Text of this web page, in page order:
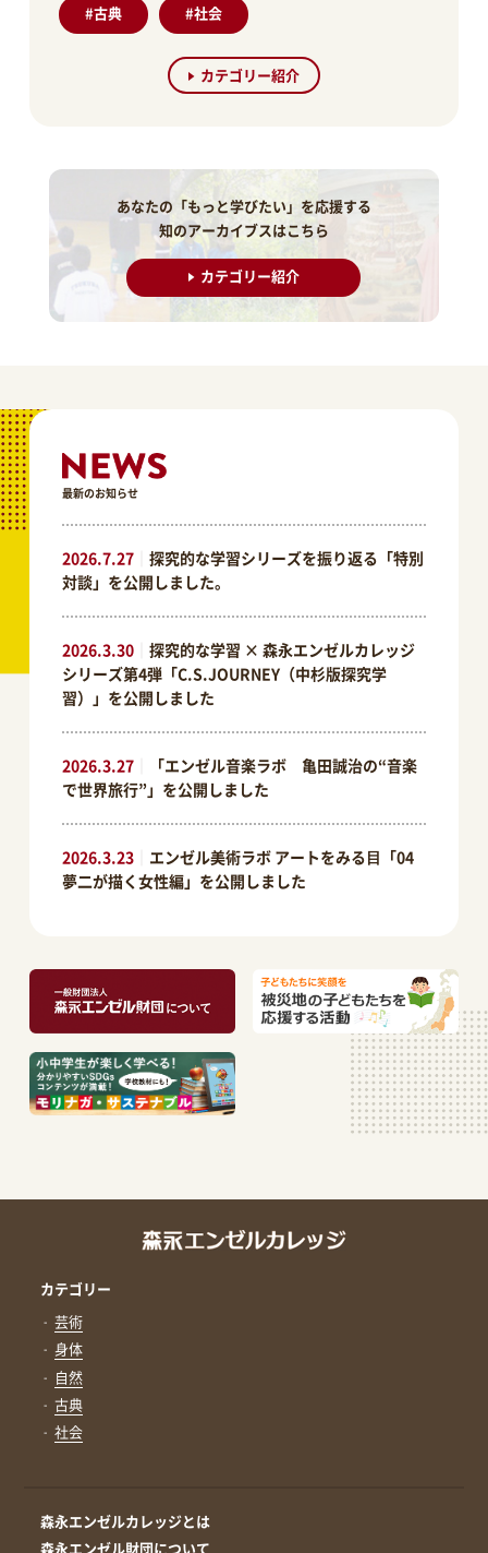
カテゴリー紹介
#古典 #社会
あなたの「もっと学びたい」を応援する
知のアーカイブスはこちら
カテゴリー紹介
最新のお知らせ
2026.7.27｜ 探究的な学習シリーズを振り返る「特別
対談」を公開しました。
2026.3.30｜ 探究的な学習 × 森永エンゼルカレッジ
シリーズ第4弾「C.S.JOURNEY（中杉版探究学
習）」を公開しました
2026.3.27｜
「エンゼル音楽ラボ 亀田誠治の“音楽
で世界旅行”」を公開しました
2026.3.23｜ エンゼル美術ラボ アートをみる⽬「04
夢二が描く女性編」を公開しました
カテゴリー
芸術
身体
自然
古典
社会
森永エンゼルカレッジとは
森永エンゼル財団について